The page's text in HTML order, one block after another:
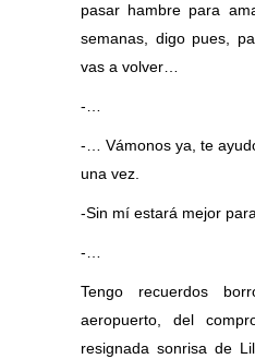
pasar hambre para
semanas, digo pues,
vas a volver…
-…
-… Vámonos ya, te
una vez.
-Sin mí estará mejor
-…
Tengo recuerdos
aeropuerto, del
resignada sonrisa de